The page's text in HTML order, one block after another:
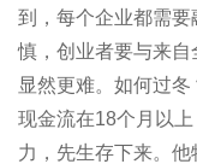
到，每个企业都需
慎，创业者要与来
显然更难。如何过
现金流在18个月以
力，先生存下来。